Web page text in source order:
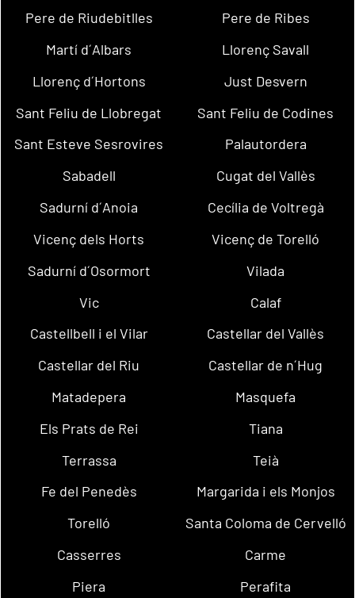
Pere de Riudebitlles
Pere de Ribes
Martí d´Albars
Llorenç Savall
Llorenç d´Hortons
Just Desvern
Sant Feliu de Llobregat
Sant Feliu de Codines
Sant Esteve Sesrovires
Palautordera
Sabadell
Cugat del Vallès
Sadurní d´Anoia
Cecília de Voltregà
Vicenç dels Horts
Vicenç de Torelló
Sadurní d´Osormort
Vilada
Vic
Calaf
Castellbell i el Vilar
Castellar del Vallès
Castellar del Riu
Castellar de n´Hug
Matadepera
Masquefa
Els Prats de Rei
Tiana
Terrassa
Teià
Fe del Penedès
Margarida i els Monjos
Torelló
Santa Coloma de Cervelló
Casserres
Carme
Piera
Perafita